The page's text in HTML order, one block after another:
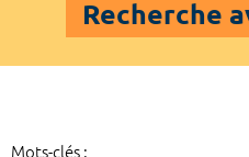
Recherche
Mots-clés :